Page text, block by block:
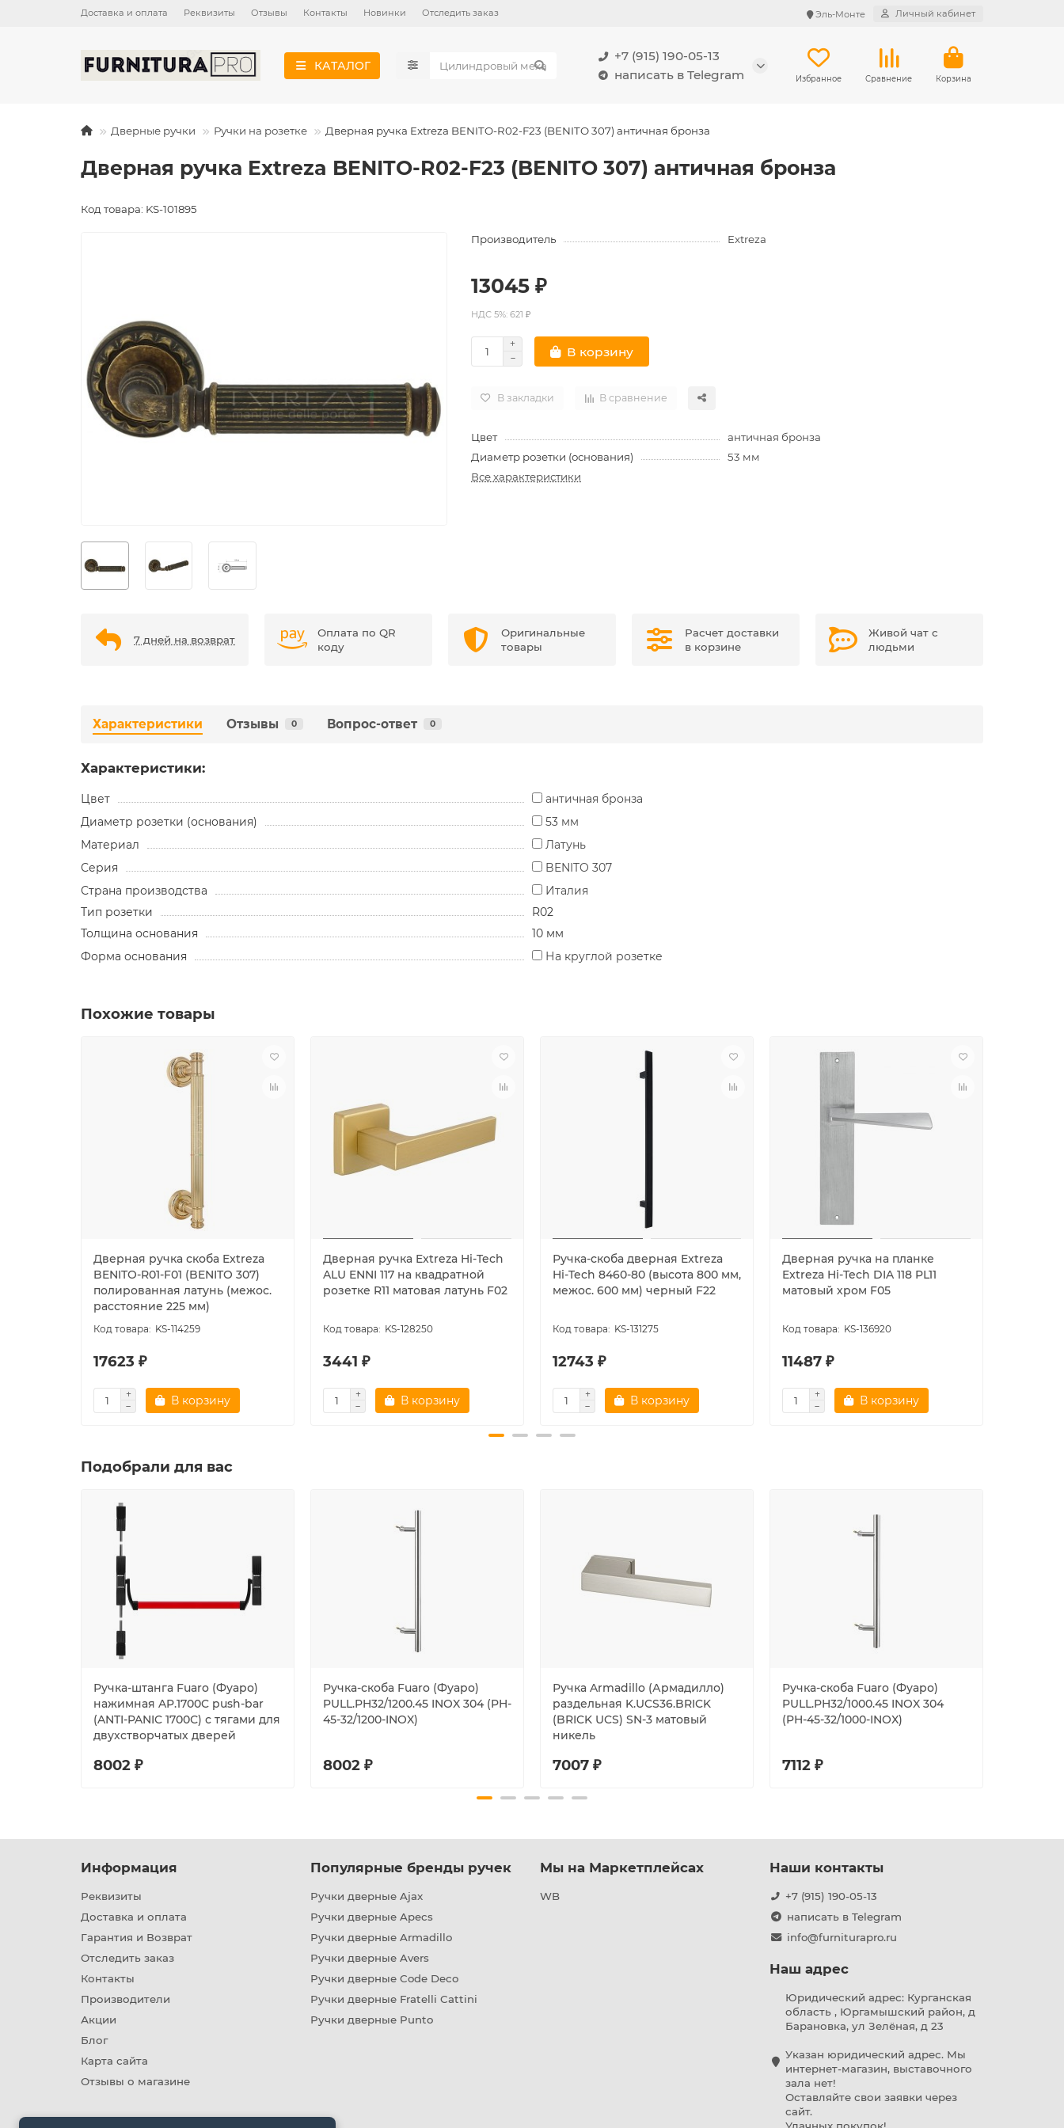
Доставка и оплата Реквизиты Отзывы Контакты Новинки Отследить заказ Эль-Монте Личный кабинет
КАТАЛОГ
+7 (915) 190-05-13
написать в Telegram
Избранное Сравнение Корзина
Дверные ручки Ручки на розетке Дверная ручка Extreza BENITO-R02-F23 (BENITO 307) античная бронза
Дверная ручка Extreza BENITO-R02-F23 (BENITO 307) античная бронза
Код товара: KS-101895
Производитель Extreza
13045 ₽
НДС 5%: 621 ₽
В корзину
В закладки В сравнение
Цвет
античная бронза
Диаметр розетки (основания)
53 мм
Все характеристики
7 дней на возврат
Оплата по QR
коду
Оригинальные
товары
Расчет доставки
в корзине
Живой чат с
людьми
Характеристики Отзывы 0 Вопрос-ответ 0
Характеристики:
Цвет
античная бронза
Диаметр розетки (основания)
53 мм
Материал
Латунь
Серия
BENITO 307
Страна производства
Италия
Тип розетки
R02
Толщина основания
10 мм
Форма основания
На круглой розетке
Похожие товары
Дверная ручка скоба Extreza
BENITO-R01-F01 (BENITO 307)
полированная латунь (межос.
расстояние 225 мм)
KS-114259
17623 ₽
В корзину
Дверная ручка Extreza Hi-Tech
ALU ENNI 117 на квадратной
розетке R11 матовая латунь F02
KS-128250
3441 ₽
В корзину
Ручка-скоба дверная Extreza
Hi-Tech 8460-80 (высота 800 мм,
межос. 600 мм) черный F22
KS-131275
12743 ₽
В корзину
Дверная ручка на планке
Extreza Hi-Tech DIA 118 PL11
матовый хром F05
KS-136920
11487 ₽
В корзину
Подобрали для вас
Ручка-штанга Fuaro (Фуаро)
нажимная AP.1700C push-bar
(ANTI-PANIC 1700С) с тягами для
двухстворчатых дверей
8002 ₽
Ручка-скоба Fuaro (Фуаро)
PULL.PH32/1200.45 INOX 304 (PH-
45-32/1200-INOX)
8002 ₽
Ручка Armadillo (Армадилло)
раздельная K.UCS36.BRICK
(BRICK UCS) SN-3 матовый
никель
7007 ₽
Ручка-скоба Fuaro (Фуаро)
PULL.PH32/1000.45 INOX 304
(PH-45-32/1000-INOX)
7112 ₽
Информация
Реквизиты
Доставка и оплата
Гарантия и Возврат
Отследить заказ
Контакты
Производители
Акции
Блог
Карта сайта
Отзывы о магазине
Популярные бренды ручек
Ручки дверные Ajax
Ручки дверные Apecs
Ручки дверные Armadillo
Ручки дверные Avers
Ручки дверные Code Deco
Ручки дверные Fratelli Cattini
Ручки дверные Punto
Мы на Маркетплейсах
WB
Наши контакты
+7 (915) 190-05-13
написать в Telegram
info@furniturapro.ru
Наш адрес
Юридический адрес: Курганская
область , Юргамышский район, д
Барановка, ул Зелёная, д 23
Указан юридический адрес. Мы
интернет-магазин, выставочного
зала нет!
Оставляйте свои заявки через
сайт.